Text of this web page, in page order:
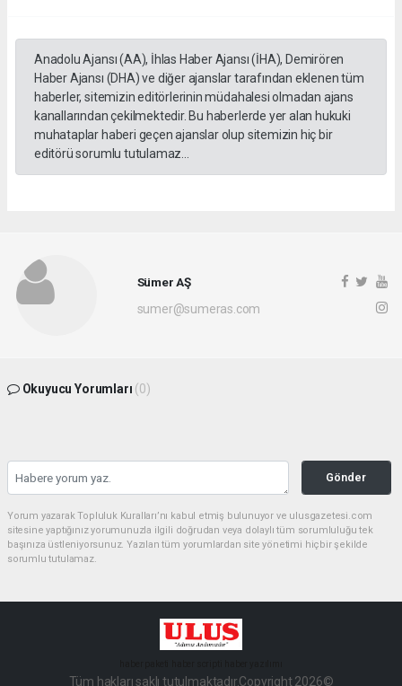
Anadolu Ajansı (AA), İhlas Haber Ajansı (İHA), Demirören
Haber Ajansı (DHA) ve diğer ajanslar tarafından eklenen tüm
haberler, sitemizin editörlerinin müdahalesi olmadan ajans
kanallarından çekilmektedir. Bu haberlerde yer alan hukuki
muhataplar haberi geçen ajanslar olup sitemizin hiç bir
editörü sorumlu tutulamaz...
Sümer AŞ
sumer@sumeras.com
Okuyucu Yorumları (0)
Gönder
Yorum yazarak Topluluk Kuralları’nı kabul etmiş bulunuyor ve ulusgazetesi.com
sitesine yaptığınız yorumunuzla ilgili doğrudan veya dolaylı tüm sorumluluğu tek
başınıza üstleniyorsunuz. Yazılan tüm yorumlardan site yönetimi hiçbir şekilde
sorumlu tutulamaz.
Tüm hakları saklı tutulmaktadır.Copyright 2026©